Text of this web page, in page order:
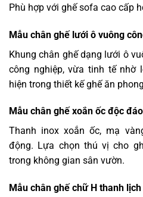
Phù hợp với ghế sofa cao cấp
Mẫu chân ghế lưới ô vuông
Khung chân ghế dạng lưới ô
công nghiệp, vừa tinh tế nhờ
hiện trong thiết kế ghế ăn
Mẫu chân ghế xoắn ốc độc đáo
Thanh inox xoắn ốc, mạ
động. Lựa chọn thú vị cho
trong không gian sân vườn.
Mẫu chân ghế chữ H thanh lịch